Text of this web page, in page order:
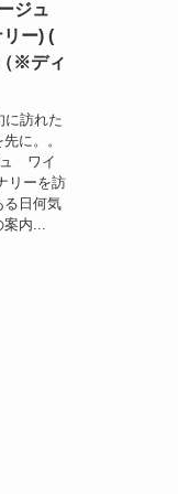
ジュ
ー) (
※ディ
に訪れた
に。。
ュ ワイ
リーを訪
る日何気
案内...